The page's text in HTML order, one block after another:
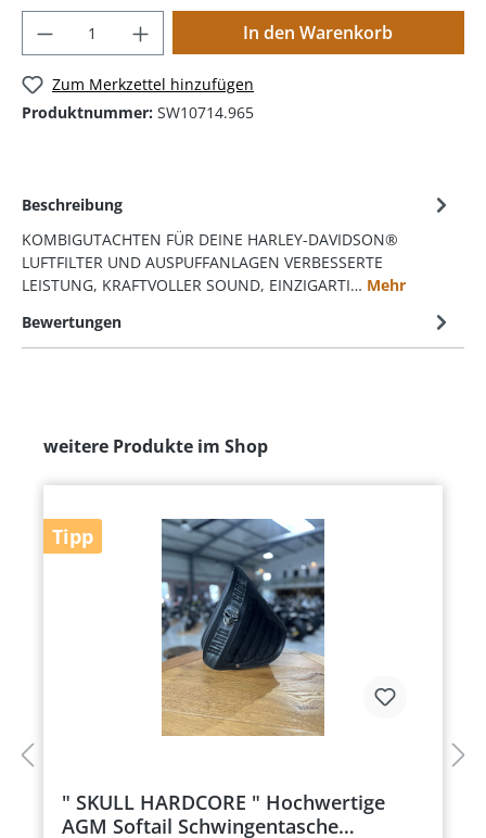
In den Warenkorb
Zum Merkzettel hinzufügen
Produktnummer: SW10714.965
Beschreibung
KOMBIGUTACHTEN FÜR DEINE HARLEY-DAVIDSON®
LUFTFILTER UND AUSPUFFANLAGEN VERBESSERTE
LEISTUNG, KRAFTVOLLER SOUND, EINZIGARTI… Mehr
Bewertungen
weitere Produkte im Shop
Tipp
" SKULL HARDCORE " Hochwertige
AGM Softail Schwingentasche